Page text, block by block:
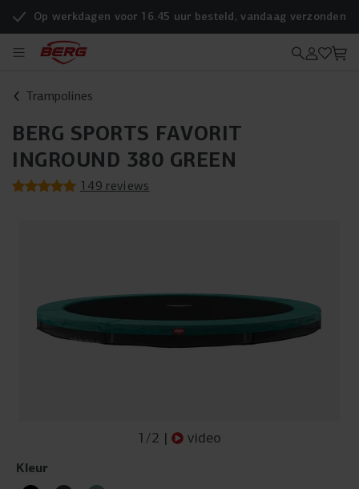
Op werkdagen voor 16.45 uur besteld, vandaag verzonden
Trampolines
BERG SPORTS FAVORIT
INGROUND 380 GREEN
149 reviews
1 /2 | video
Kleur